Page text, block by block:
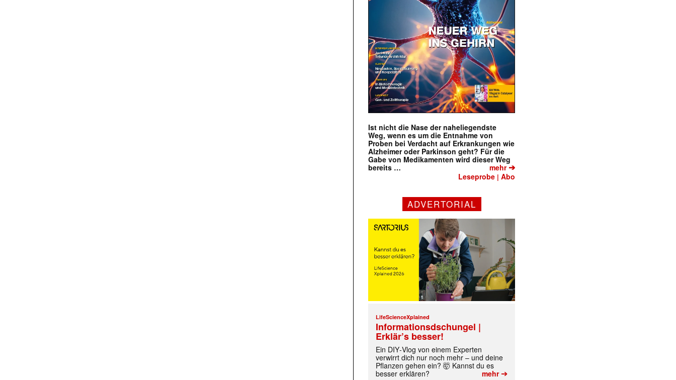
Ist nicht die Nase der naheliegendste
Weg, wenn es um die Entnahme von
Proben bei Verdacht auf Erkrankungen wie
Alzheimer oder Parkinson geht? Für die
Gabe von Medikamenten wird dieser Weg
bereits …
mehr➔
Leseprobe |Abo
ADVERTORIAL
LifeScienceXplained
Informationsdschungel |
Erklär’s besser!
Ein DIY‑Vlog von einem Experten
verwirrt dich nur noch mehr – und deine
Pflanzen gehen ein? 🤯 Kannst du es
besser erklären?
mehr➔